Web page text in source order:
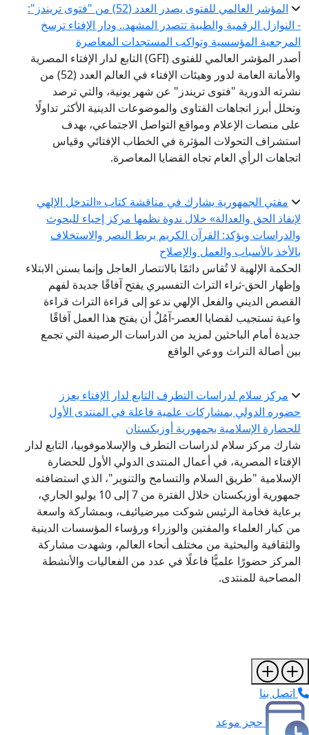
المؤشر العالمي للفتوى يصدر العدد (52) من "فتوى تريندز":
- النوازل الرقمية والطبية تتصدر المشهد.. ودار الإفتاء ترسخ
المرجعية المؤسسية وتواكب المستجدات المعاصرة
أصدر المؤشر العالمي للفتوى (GFI) التابع لدار الإفتاء المصرية
والأمانة العامة لدور وهيئات الإفتاء في العالم العدد (52) من
نشرته الدورية "فتوى تريندز" عن شهر يونية، والتي ترصد
وتحلل أبرز اتجاهات الفتاوى والموضوعات الدينية الأكثر تداولًا
على منصات الإعلام ومواقع التواصل الاجتماعي، بهدف
استشراف التحولات المؤثرة في الخطاب الإفتائي وقياس
اتجاهات الرأي العام تجاه القضايا المعاصرة.
مفتي الجمهورية يشارك في مناقشة كتاب «التدخل الإلهي
لإنفاذ الحق والعدالة» خلال ندوة نظمها مركز إحياء للبحوث
والدراسات ويؤكد: القرآن الكريم يربط النصر والاستخلاف
بالأخذ بالأسباب والعمل والإصلاح
الحكمة الإلهية لا تُقاس دائمًا بالانتصار العاجل وإنما بسنن الابتلاء
وإظهار الحق-ثراء التراث التفسيري يفتح آفاقًا جديدة لفهم
القصص الديني والفعل الإلهي ندعو إلى قراءة التراث قراءة
واعية تستجيب لقضايا العصر-آمُلُ أن يفتح هذا العمل آفاقًا
جديدة أمام الباحثين لمزيد من الدراسات الرصينة التي تجمع
بين أصالة التراث ووعي الواقع
مركز سلام لدراسات التطرف التابع لدار الإفتاء يعزز
حضوره الدولي بمشاركات علمية فاعلة في المنتدى الأول
للحضارة الإسلامية بجمهورية أوزبكستان
شارك مركز سلام لدراسات التطرف والإسلاموفوبيا، التابع لدار
الإفتاء المصرية، في أعمال المنتدى الدولي الأول للحضارة
الإسلامية "طريق السلام والتسامح والتنوير"، الذي استضافته
جمهورية أوزبكستان خلال الفترة من 7 إلى 10 يوليو الجاري،
برعاية فخامة الرئيس شوكت ميرضيائيف، وبمشاركة واسعة
من كبار العلماء والمفتين والوزراء ورؤساء المؤسسات الدينية
والثقافية والبحثية من مختلف أنحاء العالم، وشهدت مشاركة
المركز حضورًا علميًّا فاعلًا في عدد من الفعاليات والأنشطة
المصاحبة للمنتدى.
اتصل بنا
حجز موعد